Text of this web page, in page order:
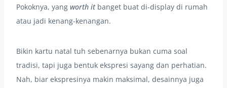
Pokoknya, yang worth itbanget buat di-display di rumah
atau jadi kenang-kenangan.
Bikin kartu natal tuh sebenarnya bukan cuma soal
tradisi, tapi juga bentuk ekspresi sayang dan perhatian.
Nah, biar ekspresinya makin maksimal, desainnya juga